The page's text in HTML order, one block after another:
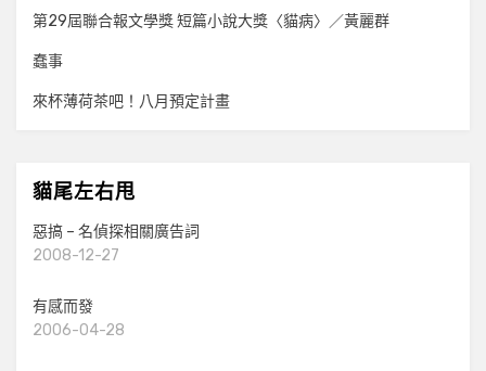
第29屆聯合報文學獎 短篇小說大獎〈貓病〉／黃麗群
蠢事
來杯薄荷茶吧！八月預定計畫
貓尾左右甩
惡搞 – 名偵探相關廣告詞
2008-12-27
有感而發
2006-04-28